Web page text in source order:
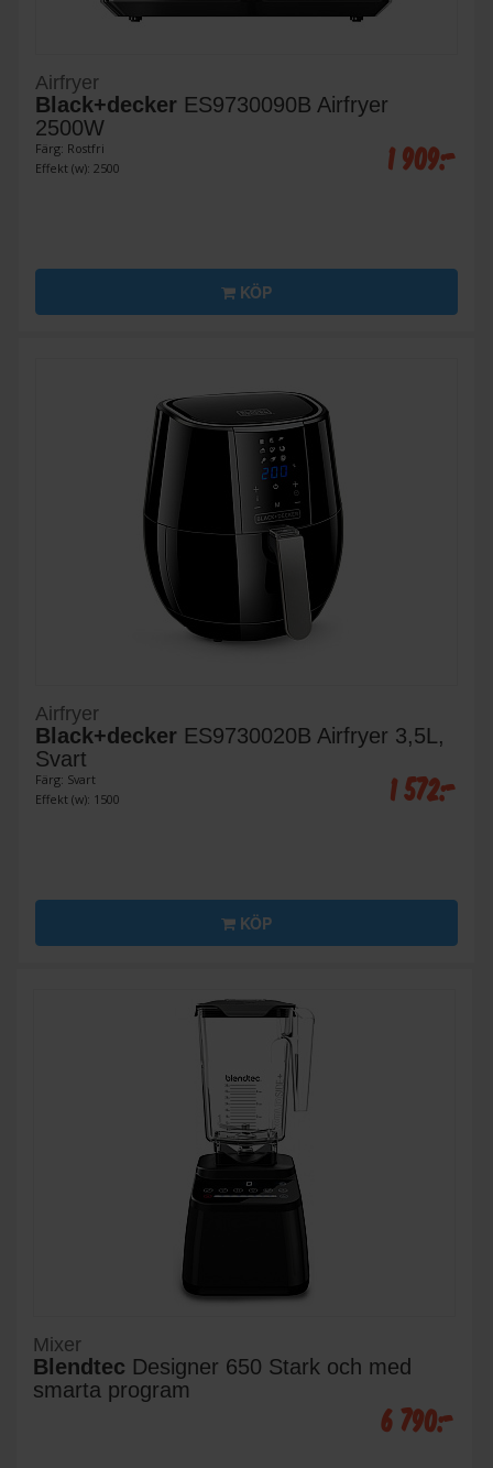
Airfryer
Black+decker ES9730090B Airfryer
2500W
Färg: Rostfri
Effekt (w): 2500
1 909:-
KÖP
Airfryer
Black+decker ES9730020B Airfryer 3,5L,
Svart
Färg: Svart
Effekt (w): 1500
1 572:-
KÖP
Mixer
Blendtec Designer 650 Stark och med
smarta program
6 790:-